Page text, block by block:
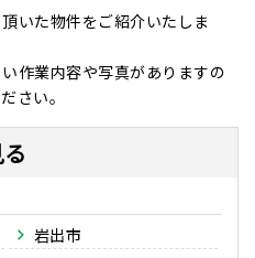
いた物件をご紹介いたしま
作業内容や写真がありますの
さい。
岩出市